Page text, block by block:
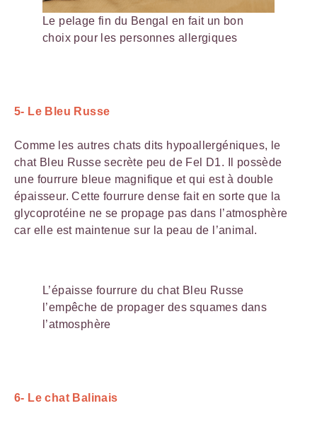
Le pelage fin du Bengal en fait un bon
choix pour les personnes allergiques
5- Le Bleu Russe
Comme les autres chats dits hypoallergéniques, le
chat Bleu Russe secrète peu de Fel D1. Il possède
une fourrure bleue magnifique et qui est à double
épaisseur. Cette fourrure dense fait en sorte que la
glycoprotéine ne se propage pas dans l’atmosphère
car elle est maintenue sur la peau de l’animal.
L’épaisse fourrure du chat Bleu Russe
l’empêche de propager des squames dans
l’atmosphère
6- Le chat Balinais